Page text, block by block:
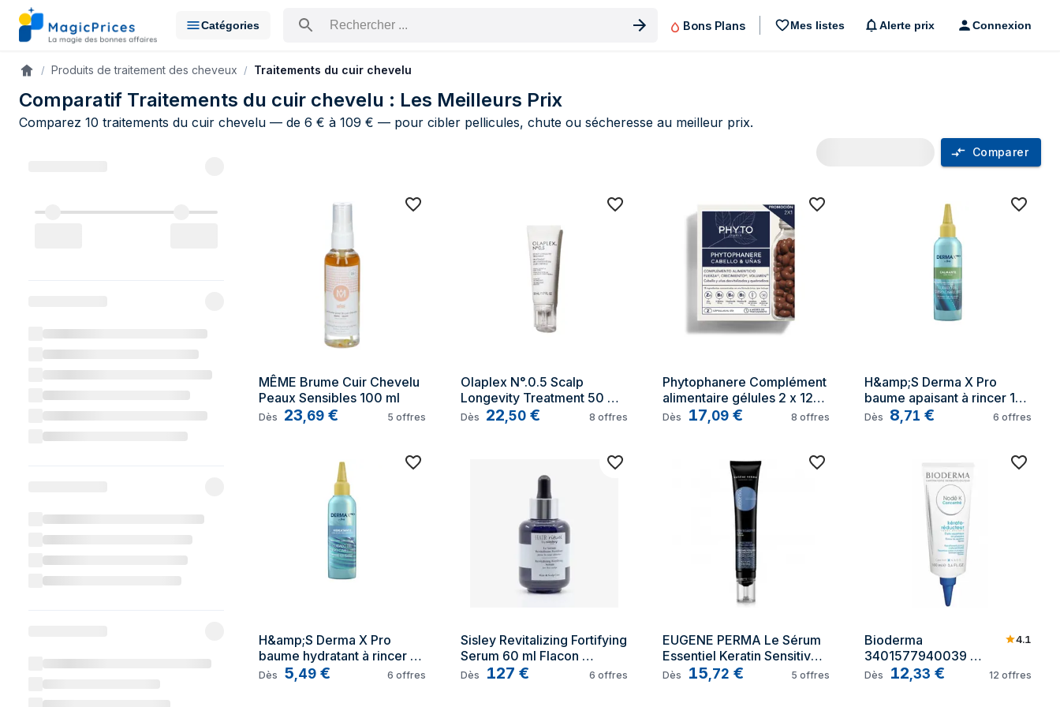
Catégories
Rechercher un produit
Bons Plans Mes listes Alerte prix Connexion
AccueilProduits de traitement des cheveux Traitements du cuir chevelu
Comparatif Traitements du cuir chevelu : Les Meilleurs Prix
Comparez 10 traitements du cuir chevelu — de 6 € à 109 € — pour cibler pellicules, chute ou sécheresse au meilleur prix.
Comparer
Comparateur de prix Traitements du cuir chevelu
MÊME Brume Cuir Chevelu
Peaux Sensibles 100 ml
Dès 23,69 € 5 offres
Olaplex N°.0.5 Scalp
Longevity Treatment 50 ml
Tube
Dès 22,50 € 8 offres
Phytophanere Complément
alimentaire gélules 2 x 120
unités
Dès 17,09 € 8 offres
H&amp;S Derma X Pro
baume apaisant à rincer 145
ml
Dès 8,71 € 6 offres
H&amp;S Derma X Pro
baume hydratant à rincer
145 ml
Dès 5,49 € 6 offres
Sisley Revitalizing Fortifying
Serum 60 ml Flacon
compte-gouttes
Dès 127 € 6 offres
EUGENE PERMA Le Sérum
Essentiel Keratin Sensitive
40 ml
Dès 15,72 € 5 offres
Bioderma
3401577940039
traitement du cuir
4.1
Dès 12,33 € 12 offres